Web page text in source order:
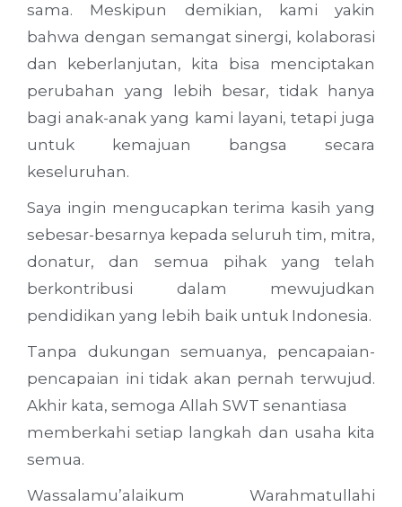
sama. Meskipun demikian, kami yakin
bahwa dengan semangat sinergi, kolaborasi
dan keberlanjutan, kita bisa menciptakan
perubahan yang lebih besar, tidak hanya
bagi anak-anak yang kami layani, tetapi juga
untuk kemajuan bangsa secara
keseluruhan.
Saya ingin mengucapkan terima kasih yang
sebesar-besarnya kepada seluruh tim, mitra,
donatur, dan semua pihak yang telah
berkontribusi dalam mewujudkan
pendidikan yang lebih baik untuk Indonesia.
Tanpa dukungan semuanya, pencapaian-
pencapaian ini tidak akan pernah terwujud.
Akhir kata, semoga Allah SWT senantiasa
memberkahi setiap langkah dan usaha kita
semua.
Wassalamu’alaikum Warahmatullahi